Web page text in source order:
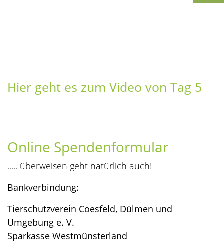
Hier geht es zum Video von Tag 5
Online Spendenformular
..... überweisen geht natürlich auch!
Bankverbindung:
Tierschutzverein Coesfeld, Dülmen und
Umgebung e. V.
Sparkasse Westmünsterland